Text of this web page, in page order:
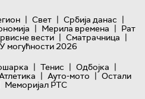
| Свет | Србија данас |
| Мерила времена | Рат
вести | Сматрачница |
могућности 2026
| Тенис | Одбојка |
| Ауто-мото | Остали
Меморијал РТС